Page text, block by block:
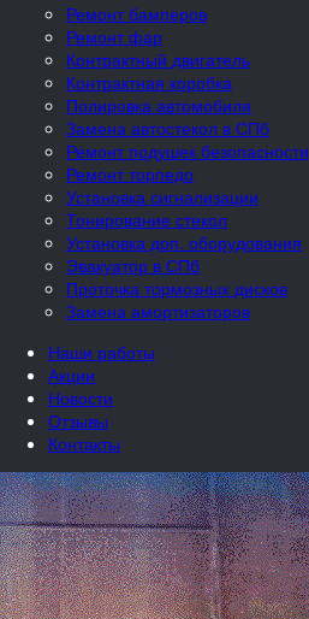
Ремонт бамперов
Ремонт фар
Контрактный двигатель
Контрактная коробка
Полировка автомобиля
Замена автостекол в СПб
Ремонт подушек безопасности
Ремонт торпедо
Установка сигнализации
Тонирование стекол
Установка доп. оборудования
Эвакуатор в СПб
Проточка тормозных дисков
Замена амортизаторов
Наши работы
Акции
Новости
Отзывы
Контакты